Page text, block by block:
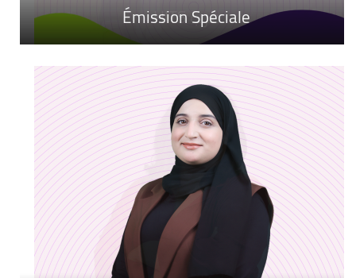
Émission Spéciale
عرب HITS
LA TEAM